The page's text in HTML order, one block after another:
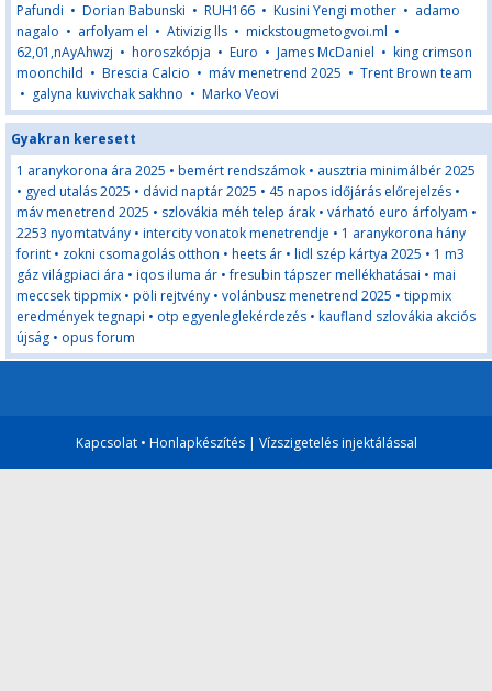
Pafundi • Dorian Babunski • RUH166 • Kusini Yengi mother • adamo
nagalo • arfolyam el • Ativizig lls • mickstougmetogvoi.ml •
62,01,nAyAhwzj • horoszkópja • Euro • James McDaniel • king crimson
moonchild • Brescia Calcio • máv menetrend 2025 • Trent Brown team
• galyna kuvivchak sakhno • Marko Veovi
Gyakran keresett
1 aranykorona ára 2025 • bemért rendszámok • ausztria minimálbér 2025
• gyed utalás 2025 • dávid naptár 2025 • 45 napos időjárás előrejelzés •
máv menetrend 2025 • szlovákia méh telep árak • várható euro árfolyam •
2253 nyomtatvány • intercity vonatok menetrendje • 1 aranykorona hány
forint • zokni csomagolás otthon • heets ár • lidl szép kártya 2025 • 1 m3
gáz világpiaci ára • iqos iluma ár •fresubin tápszer mellékhatásai • mai
meccsek tippmix • pöli rejtvény • volánbusz menetrend 2025 • tippmix
eredmények tegnapi • otp egyenleglekérdezés • kaufland szlovákia akciós
újság • opus forum
Kapcsolat• Honlapkészítés| Vízszigetelés injektálással